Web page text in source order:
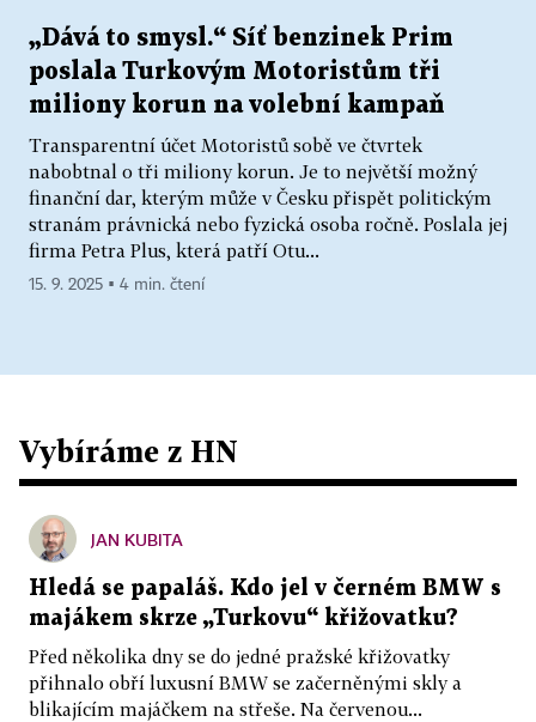
„Dává to smysl.“ Síť benzinek Prim
poslala Turkovým Motoristům tři
miliony korun na volební kampaň
Transparentní účet Motoristů sobě ve čtvrtek
nabobtnal o tři miliony korun. Je to největší možný
finanční dar, kterým může v Česku přispět politickým
stranám právnická nebo fyzická osoba ročně. Poslala jej
firma Petra Plus, která patří Otu...
15. 9. 2025 ▪ 4 min. čtení
Vybíráme z HN
JAN KUBITA
Hledá se papaláš. Kdo jel v černém BMW s
majákem skrze „Turkovu“ křižovatku?
Před několika dny se do jedné pražské křižovatky
přihnalo obří luxusní BMW se začerněnými skly a
blikajícím majáčkem na střeše. Na červenou...